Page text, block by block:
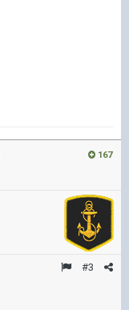
167
#3